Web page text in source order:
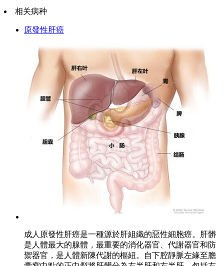
相关病种
原發性肝癌
成人原發性肝癌是一種源於肝組織的惡性細胞癌。肝髒
是人體最大的腺體，最重要的消化器官、代謝器官和防
禦器官，是人體新陳代謝的樞紐。自下腔靜脈左緣至膽